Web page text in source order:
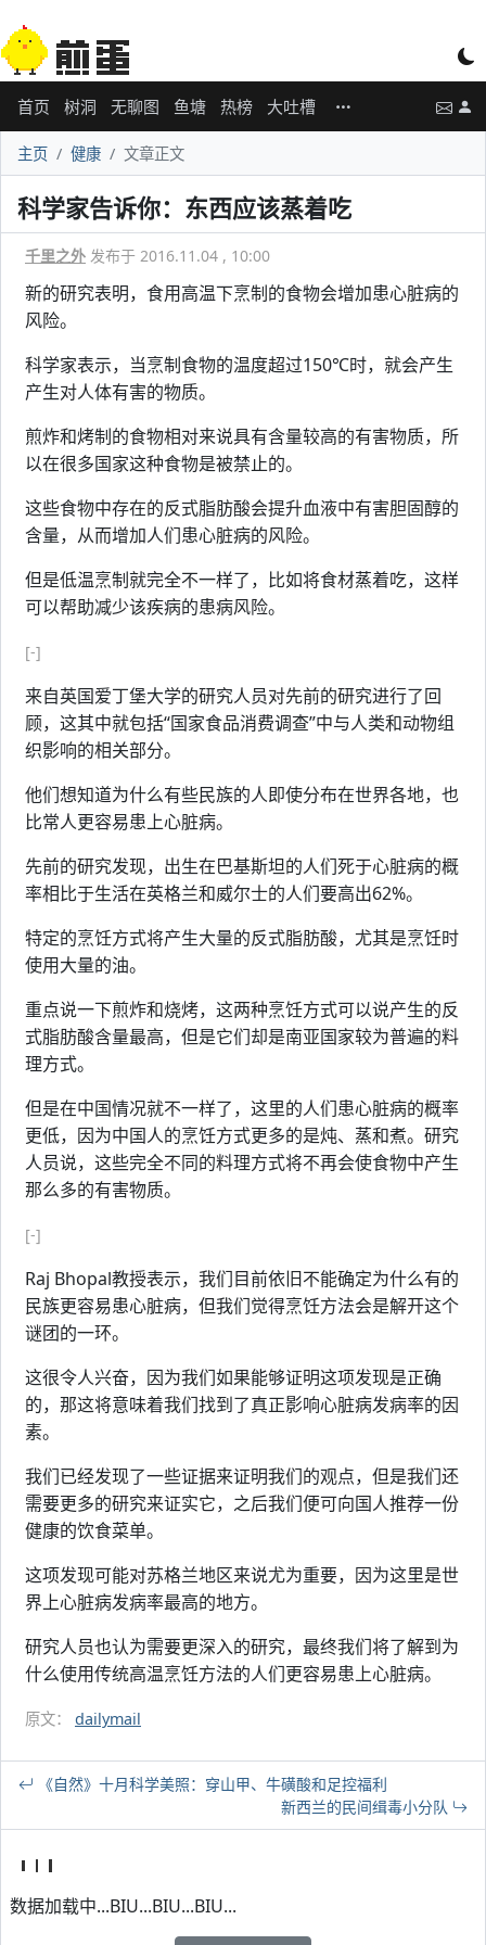
首页 树洞 无聊图 鱼塘 热榜 大吐槽
主页 健康 文章正文
科学家告诉你：东西应该蒸着吃
千里之外 发布于 2016.11.04 , 10:00
新的研究表明，食用高温下烹制的食物会增加患心脏病的
风险。
科学家表示，当烹制食物的温度超过150℃时，就会产生
产生对人体有害的物质。
煎炸和烤制的食物相对来说具有含量较高的有害物质，所
以在很多国家这种食物是被禁止的。
这些食物中存在的反式脂肪酸会提升血液中有害胆固醇的
含量，从而增加人们患心脏病的风险。
但是低温烹制就完全不一样了，比如将食材蒸着吃，这样
可以帮助减少该疾病的患病风险。
[-]
来自英国爱丁堡大学的研究人员对先前的研究进行了回
顾，这其中就包括“国家食品消费调查”中与人类和动物组
织影响的相关部分。
他们想知道为什么有些民族的人即使分布在世界各地，也
比常人更容易患上心脏病。
先前的研究发现，出生在巴基斯坦的人们死于心脏病的概
率相比于生活在英格兰和威尔士的人们要高出62%。
特定的烹饪方式将产生大量的反式脂肪酸，尤其是烹饪时
使用大量的油。
重点说一下煎炸和烧烤，这两种烹饪方式可以说产生的反
式脂肪酸含量最高，但是它们却是南亚国家较为普遍的料
理方式。
但是在中国情况就不一样了，这里的人们患心脏病的概率
更低，因为中国人的烹饪方式更多的是炖、蒸和煮。研究
人员说，这些完全不同的料理方式将不再会使食物中产生
那么多的有害物质。
[-]
Raj Bhopal教授表示，我们目前依旧不能确定为什么有的
民族更容易患心脏病，但我们觉得烹饪方法会是解开这个
谜团的一环。
这很令人兴奋，因为我们如果能够证明这项发现是正确
的，那这将意味着我们找到了真正影响心脏病发病率的因
素。
我们已经发现了一些证据来证明我们的观点，但是我们还
需要更多的研究来证实它，之后我们便可向国人推荐一份
健康的饮食菜单。
这项发现可能对苏格兰地区来说尤为重要，因为这里是世
界上心脏病发病率最高的地方。
研究人员也认为需要更深入的研究，最终我们将了解到为
什么使用传统高温烹饪方法的人们更容易患上心脏病。
原文： dailymail
《自然》十月科学美照：穿山甲、牛磺酸和足控福利
新西兰的民间缉毒小分队
数据加载中...BIU...BIU...BIU...